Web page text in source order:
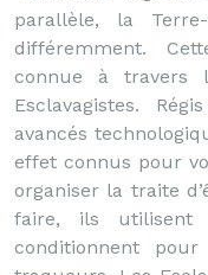
parallèle, la
différemment.
connue à travers
Esclavagistes.
avancés
effet connus pour
organiser la traite
faire, ils utilisent
conditionnent